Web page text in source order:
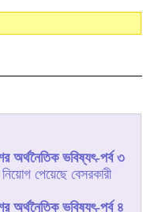
অর্থনৈতিক ভবিষ্যৎ-পর্ব ৩
নিয়োগ পেয়েছে বেসরকারী
অর্থনৈতিক ভবিষ্যৎ-পর্ব ৪